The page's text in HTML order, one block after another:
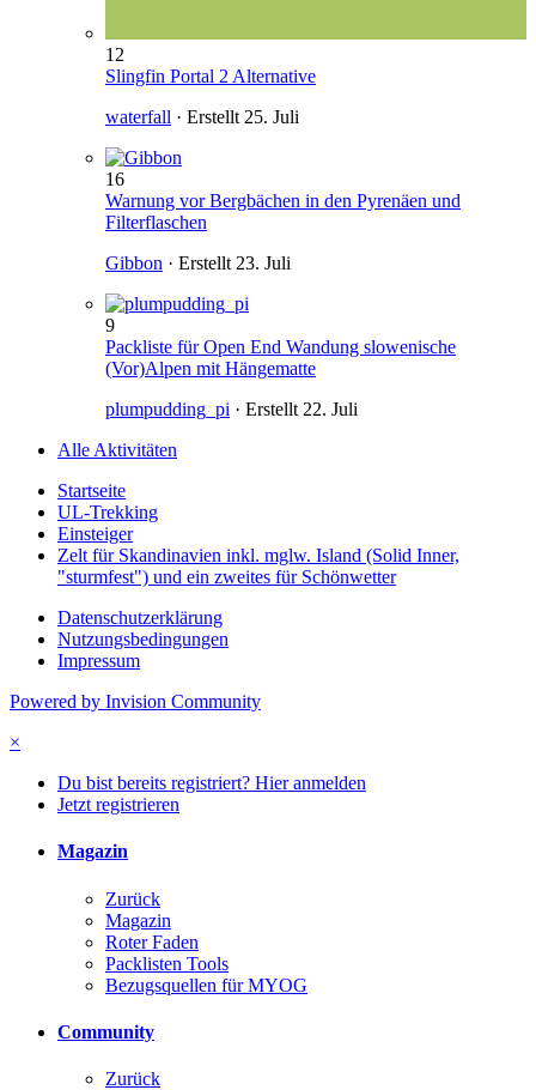
12
Slingfin Portal 2 Alternative
waterfall · Erstellt 25. Juli
16
Warnung vor Bergbächen in den Pyrenäen und
Filterflaschen
Gibbon · Erstellt 23. Juli
9
Packliste für Open End Wandung slowenische
(Vor)Alpen mit Hängematte
plumpudding_pi · Erstellt 22. Juli
Alle Aktivitäten
Startseite
UL-Trekking
Einsteiger
Zelt für Skandinavien inkl. mglw. Island (Solid Inner,
"sturmfest") und ein zweites für Schönwetter
Datenschutzerklärung
Nutzungsbedingungen
Impressum
Powered by Invision Community
×
Du bist bereits registriert? Hier anmelden
Jetzt registrieren
Magazin
Zurück
Magazin
Roter Faden
Packlisten Tools
Bezugsquellen für MYOG
Community
Zurück